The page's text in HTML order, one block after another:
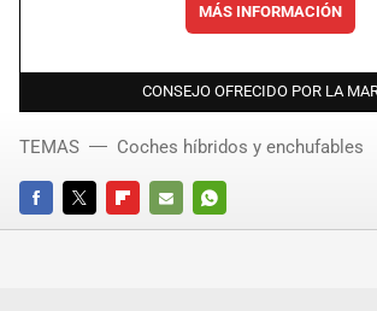
MÁS INFORMACIÓN
CONSEJO OFRECIDO POR LA
FACEBOOKTWITTERFLIPBOARD
E-
WHATSAPP
TEMAS Coches híbridos y enchufables